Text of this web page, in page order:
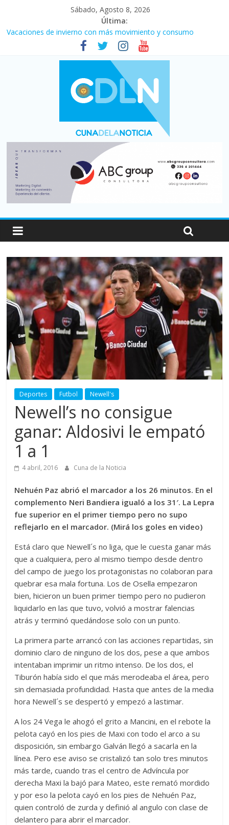
Sábado, Agosto 8, 2026
Última:
Desde que asumió Milei cerraron 41.000 kioscos: el sector
denuncia crisis como en 2001
Vacaciones de invierno con más movimiento y consumo
turístico: 4,6 millones de personas viajaron por el país, un 5,9%
Fuerte caída de la venta de autos usados en julio: bajó un 12,6%
Central venció 1 a 0 al River de Coudet en el Monumental
La morosidad alcanzó su nivel más alto en dos décadas y ya
afecta a 400 mil deudores en Santa Fe
Deportes Futbol Newell's
Newell’s no consigue
ganar: Aldosivi le empató
1 a 1
4 abril, 2016 Cuna de la Noticia
Nehuén Paz abrió el marcador a los 26 minutos. En el
complemento Neri Bandiera igualó a los 31′. La Lepra
fue superior en el primer tiempo pero no supo
reflejarlo en el marcador. (Mirá los goles en video)
Está claro que Newell´s no liga, que le cuesta ganar más
que a cualquiera, pero al mismo tiempo desde dentro
del campo de juego los protagonistas no colaboran para
quebrar esa mala fortuna. Los de Osella empezaron
bien, hicieron un buen primer tiempo pero no pudieron
liquidarlo en las que tuvo, volvió a mostrar falencias
atrás y terminó quedándose solo con un punto.
La primera parte arrancó con las acciones repartidas, sin
dominio claro de ninguno de los dos, pese a que ambos
intentaban imprimir un ritmo intenso. De los dos, el
Tiburón había sido el que más merodeaba el área, pero
sin demasiada profundidad. Hasta que antes de la media
hora Newell´s se despertó y empezó a lastimar.
A los 24 Vega le ahogó el grito a Mancini, en el rebote la
pelota cayó en los pies de Maxi con todo el arco a su
disposición, sin embargo Galván llegó a sacarla en la
línea. Pero ese aviso se cristalizó tan solo tres minutos
más tarde, cuando tras el centro de Advíncula por
derecha Maxi la bajó para Mateo, este remató mordido
y por eso la pelota cayó en los pies de Nehuén Paz,
quien controló de zurda y definió al angulo con clase de
delantero para abrir el marcador.